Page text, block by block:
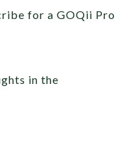
for a GOQii Pro
in the